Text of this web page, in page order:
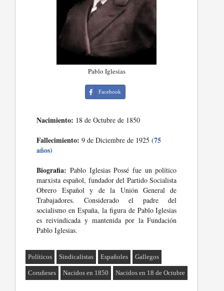
Pablo Iglesias
Facebook
Nacimiento: 18 de Octubre de 1850
Fallecimiento: 9 de Diciembre de 1925(75
años)
Biografia: Pablo Iglesias Possé fue un político
marxista español, fundador del Partido Socialista
Obrero Español y de la Unión General de
Trabajadores. Considerado el padre del
socialismo en España, la figura de Pablo Iglesias
es reivindicada y mantenida por la Fundación
Pablo Iglesias.
Políticos Sindicalistas Españoles Gallegos
Coruñeses Nacidos en 1850 Nacidos en 18 de Octubre